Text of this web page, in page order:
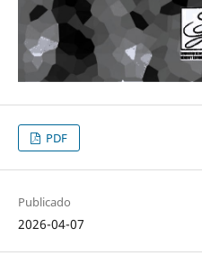
PDF
Publicado
2026-04-07